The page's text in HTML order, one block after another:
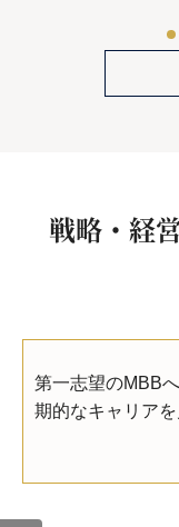
戦略・経
第一志望のMBB
期的なキャリア